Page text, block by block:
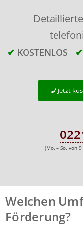
Detaillierte
✔ KOSTENLOS ✔
Jetzt
(Mo. – So. von
Welchen
Förderung?